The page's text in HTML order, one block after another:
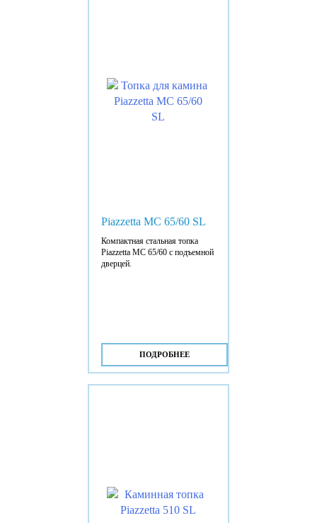
Piazzetta MC 65/60 SL
Компактная стальная топка
Piazzetta MC 65/60 с подъемной
дверцей.
ПОДРОБНЕЕ